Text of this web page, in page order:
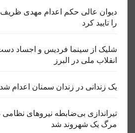
دیوان عالی حکم اعدام مهدی ظریف،
را تایید کرد
شلیک از سینما فردیس و اجساد
انقلاب ملی در البرز
یک زندانی در زندان سمنان اعدام شد
تیراندازی بی‌ضابطه نیروهای
مرگ یک شهروند شد